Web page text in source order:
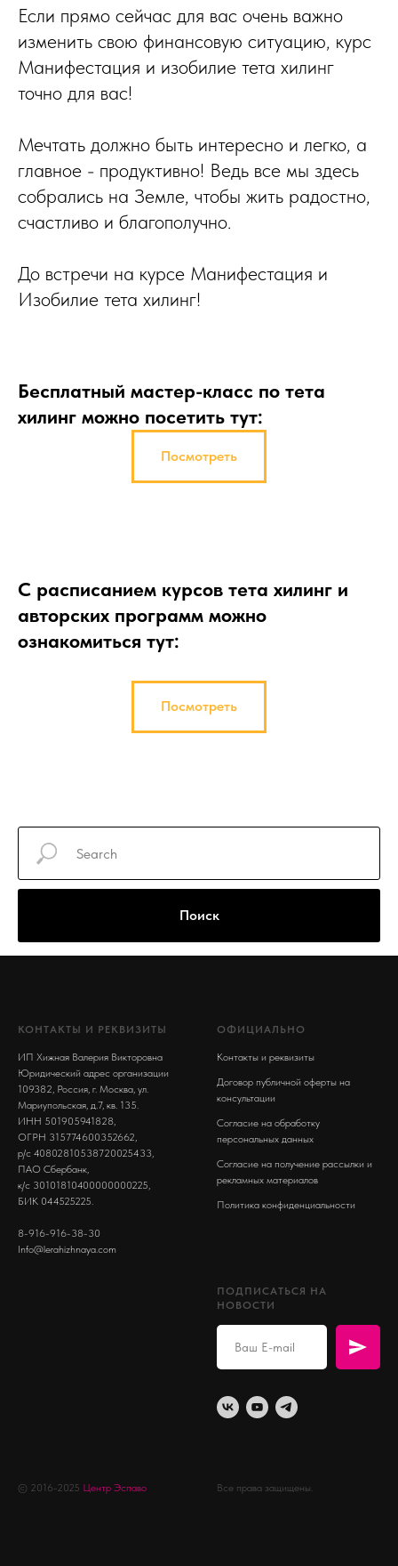
Если прямо сейчас для вас очень важно
изменить свою финансовую ситуацию, курс
Манифестация и изобилие тета хилинг
точно для вас!
Мечтать должно быть интересно и легко, а
главное - продуктивно! Ведь все мы здесь
собрались на Земле, чтобы жить радостно,
счастливо и благополучно.
До встречи на курсе Манифестация и
Изобилие тета хилинг!
Бесплатный мастер-класс по тета
хилинг можно посетить тут:
Посмотреть
С расписанием курсов тета хилинг и
авторских программ можно
ознакомиться тут:
Посмотреть
Поиск
КОНТАКТЫ И РЕКВИЗИТЫ
ИП Хижная Валерия Викторовна
Юридический адрес организации
109382, Россия, г. Москва, ул.
Мариупольская, д.7, кв. 135.
ИНН 501905941828,
ОГРН 315774600352662,
р/с 40802810538720025433,
ПАО Сбербанк,
к/с 30101810400000000225,
БИК 044525225.
8-916-916-38-30
Info@lerahizhnaya.com
ОФИЦИАЛЬНО
Контакты и реквизиты
Договор публичной оферты на
консультации
Согласие на обработку
персональных данных
Согласие на получение рассылки и
рекламных материалов
Политика конфиденциальности
ПОДПИСАТЬСЯ НА
НОВОСТИ
© 2016-2025 Центр Эспаво Все права защищены.